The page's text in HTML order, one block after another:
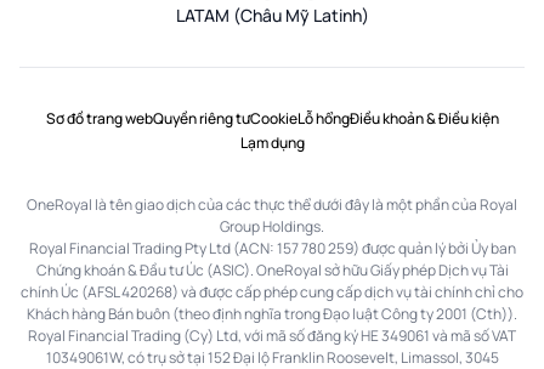
LATAM (Châu Mỹ Latinh)
Sơ đồ trang webQuyền riêng tưCookieLỗ hổngĐiều khoản & Điều kiện
Lạm dụng
OneRoyal là tên giao dịch của các thực thể dưới đây là một phần của Royal
Group Holdings.
Royal Financial Trading Pty Ltd (ACN: 157 780 259) được quản lý bởi Ủy ban
Chứng khoán & Đầu tư Úc (ASIC). OneRoyal sở hữu Giấy phép Dịch vụ Tài
chính Úc (AFSL 420268) và được cấp phép cung cấp dịch vụ tài chính chỉ cho
Khách hàng Bán buôn (theo định nghĩa trong Đạo luật Công ty 2001 (Cth)).
Royal Financial Trading (Cy) Ltd, với mã số đăng ký HE 349061 và mã số VAT
10349061W, có trụ sở tại 152 Đại lộ Franklin Roosevelt, Limassol, 3045